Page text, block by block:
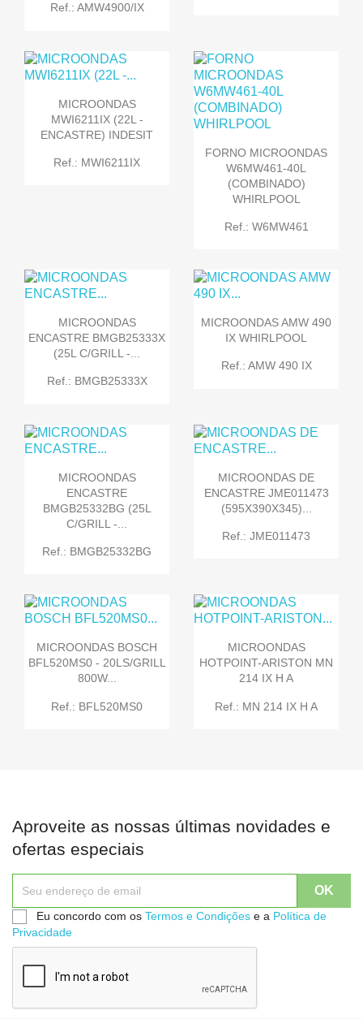
Ref.: AMW4900/IX
MICROONDAS
MWI6211IX (22L -
ENCASTRE) INDESIT
Ref.: MWI6211IX
FORNO MICROONDAS
W6MW461-40L
(COMBINADO)
WHIRLPOOL
Ref.: W6MW461
MICROONDAS
ENCASTRE BMGB25333X
(25L C/GRILL -...
Ref.: BMGB25333X
MICROONDAS AMW 490
IX WHIRLPOOL
Ref.: AMW 490 IX
MICROONDAS
ENCASTRE
BMGB25332BG (25L
C/GRILL -...
Ref.: BMGB25332BG
MICROONDAS DE
ENCASTRE JME011473
(595X390X345)...
Ref.: JME011473
MICROONDAS BOSCH
BFL520MS0 - 20LS/GRILL
800W...
Ref.: BFL520MS0
MICROONDAS
HOTPOINT-ARISTON MN
214 IX H A
Ref.: MN 214 IX H A
Aproveite as nossas últimas novidades e
ofertas especiais
Eu concordo com os Termos e Condições e a Política de
Privacidade